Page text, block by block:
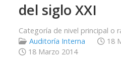
del siglo XXI
Categoría de nivel principal o
Auditoría Interna
18
18 Marzo 2014